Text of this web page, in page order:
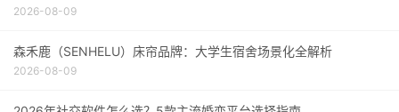
2026-08-09
森禾鹿（SENHELU）床帘品牌：大学生宿舍场景化全解析
2026-08-09